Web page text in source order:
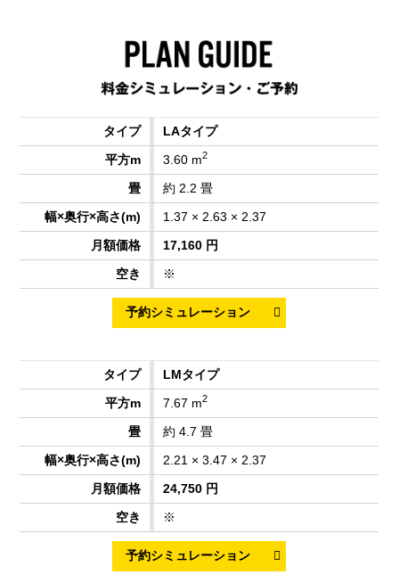
LAタイプ
3.60 m2
約 2.2 畳
1.37 × 2.63 × 2.37
17,160 円
※
LMタイプ
7.67 m2
約 4.7 畳
2.21 × 3.47 × 2.37
24,750 円
※